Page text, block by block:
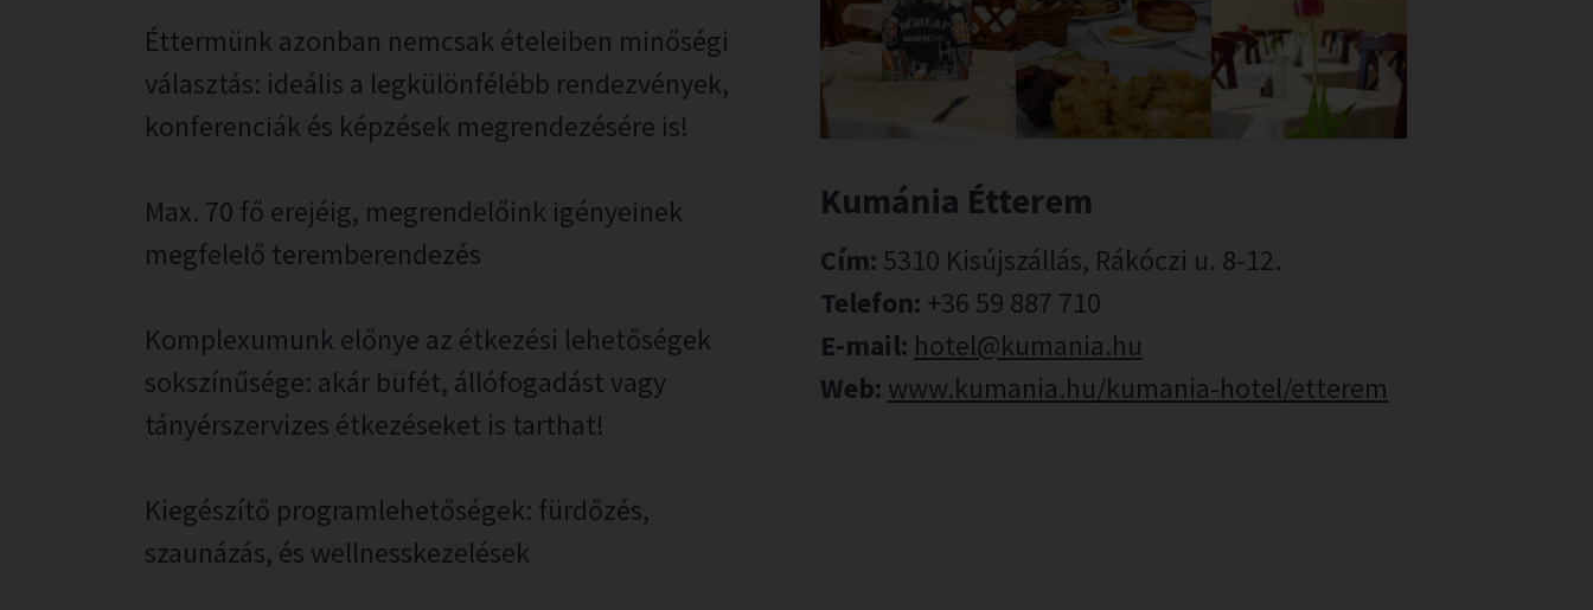
Éttermünk azonban nemcsak ételeiben minőségi
választás: ideális a legkülönfélébb rendezvények,
konferenciák és képzések megrendezésére is!
Max. 70 fő erejéig, megrendelőink igényeinek
megfelelő teremberendezés
Komplexumunk előnye az étkezési lehetőségek
sokszínűsége: akár büfét, állófogadást vagy
tányérszervizes étkezéseket is tarthat!
Kiegészítő programlehetőségek: fürdőzés,
szaunázás, és wellnesskezelések
Kumánia Étterem
Cím: 5310 Kisújszállás, Rákóczi u. 8-12.
Telefon: +36 59 887 710
E-mail: hotel@kumania.hu
Web: www.kumania.hu/kumania-hotel/etterem